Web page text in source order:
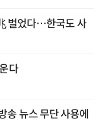
벌었다…한국도 사
다
뉴스 무단 사용에